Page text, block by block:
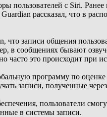
пользователей с Siri.
рассказал, что в
что записи общения
сообщениях бывают
часто это происходит при
программу по
записи, полученные
пользователи
в системы записи.